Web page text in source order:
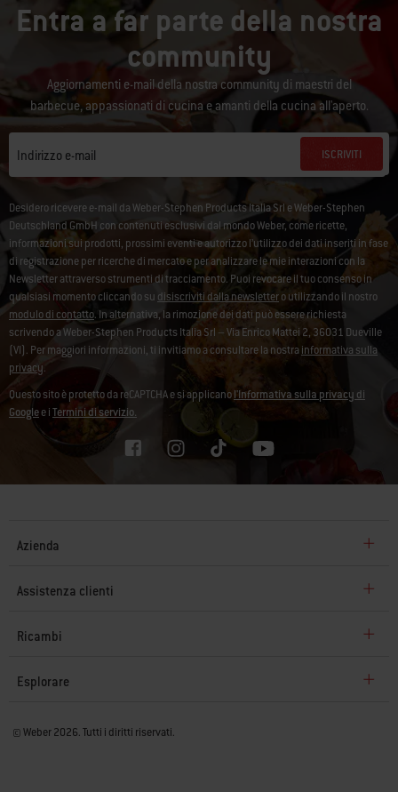
Entra a far parte della nostra
community
Aggiornamenti e-mail della nostra community di maestri del
barbecue, appassionati di cucina e amanti della cucina all'aperto.
Indirizzo e-mail ISCRIVITI
Desidero ricevere e-mail da Weber-Stephen Products Italia Srl e Weber-Stephen
Deutschland GmbH con contenuti esclusivi dal mondo Weber, come ricette,
informazioni sui prodotti, prossimi eventi e autorizzo l’utilizzo dei dati inseriti in fase
di registrazione per ricerche di mercato e per analizzare le mie interazioni con la
Newsletter attraverso strumenti di tracciamento. Puoi revocare il tuo consenso in
qualsiasi momento cliccando su disiscriviti dalla newslettero utilizzando il nostro
modulo di contatto. In alternativa, la rimozione dei dati può essere richiesta
scrivendo a Weber-Stephen Products Italia Srl – Via Enrico Mattei 2, 36031 Dueville
(VI). Per maggiori informazioni, ti invitiamo a consultare la nostra informativa sulla
privacy.
Questo sito è protetto da reCAPTCHA e si applicanol'Informativa sulla privacy di
Googlee iTermini di servizio.
Azienda
Assistenza clienti
Ricambi
Esplorare
© Weber 2026. Tutti i diritti riservati.